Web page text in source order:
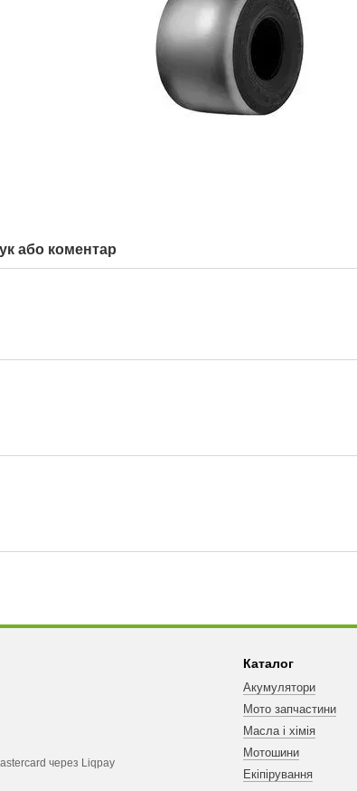
або коментар
Каталог
Акумулятори
Мото запчастини
Масла і хімія
Мотошини
Екіпірування